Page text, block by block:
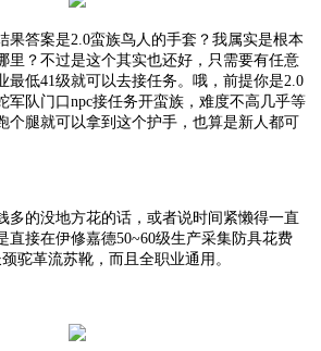
果答案是2.0蛮族鸟人的手套？我属实是根本
里？不过是这个其实也还好，只需要有任意
最低41级就可以去接任务。哦，前提你是2.0
军队门口npc接任务开蛮族，难度不高几乎等
个腿就可以拿到这个护手，也算是新人都可
多的没地方花的话，或者说时间紧懒得一直
直接在伊修嘉德50~60级生产采集防具花费
驼革流苏靴，而且全职业通用。